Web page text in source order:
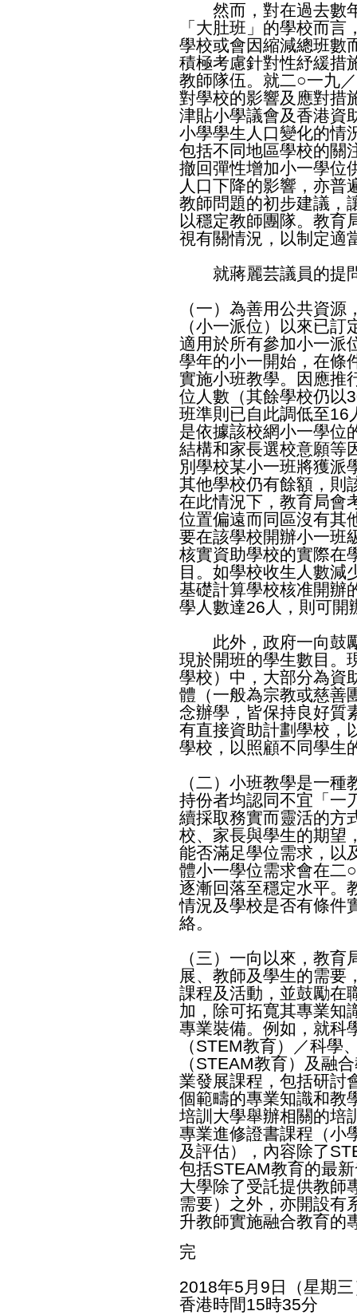
然而，對在過去數年
「大肚班」的學校而
學校或會因縮減總班數
積極考慮針對性紓緩措
教師隊伍。就二○一九
對學校的影響及應對措
津貼小學議會及香港資
小學學生人口變化的情
包括不同地區學校的關
撤回彈性增加小一學位
人口下降的影響，亦普
教師問題的初步建議，
以穩定教師團隊。教育
視有關情況，以制定適
就蔣麗芸議員的提
（一）為善用公共資
（小一派位）以來已
適用於所有參加小一派
學年的小一開始，在條
實施小班教學。因應推
位人數（其餘學校仍以
班準則已自此調低至16
是依據該校網小一學位
結構和家長選校意願等
別學校某小一班將獲派
其他學校仍有餘額，則
在此情況下，教育局會
位置偏遠而同區沒有其
要在該學校開辦小一班
核實資助學校的實際在
目。如學校收生人數減
基礎計算學校核准開辦
學人數達26人，則可開
此外，政府一向鼓勵
現於開班的學生數目。
學校）中，大部分為資
體（一般為宗教或慈善
念辦學，皆保持良好質
有直接資助計劃學校，
學校，以照顧不同學生
（二）小班教學是一
持份者均認同不宜「一
續採取務實而靈活的方
校、家長與學生的期望
能否滿足學位需求，以
體小一學位需求會在二
逐漸回落至穩定水平。
情況及學校是否有條件
絡。
（三）一向以來，教
展、教師及學生的需要
課程及活動，並鼓勵在
加，除可拓寬其專業知
專業裝備。例如，就科
（STEM教育）／科學
（STEAM教育）及融
業發展課程，包括研討
個範疇的專業知識和教
培訓大學舉辦相關的培
專業進修證書課程（小
及評估），內容除了
包括STEAM教育的最
大學除了受託提供教師
需要）之外，亦開設有
升教師實施融合教育的
完
2018年5月9日（星期
香港時間15時35分